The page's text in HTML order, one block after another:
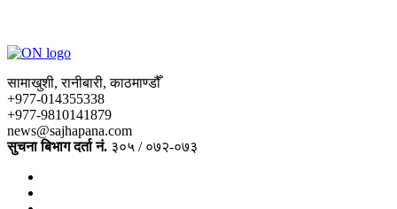
सामाखुशी, रानीबारी, काठमाण्डौँ
+977-014355338
+977-9810141879
news@sajhapana.com
सुचना बिभाग दर्ता नं. ३०५ / ०७२-०७३